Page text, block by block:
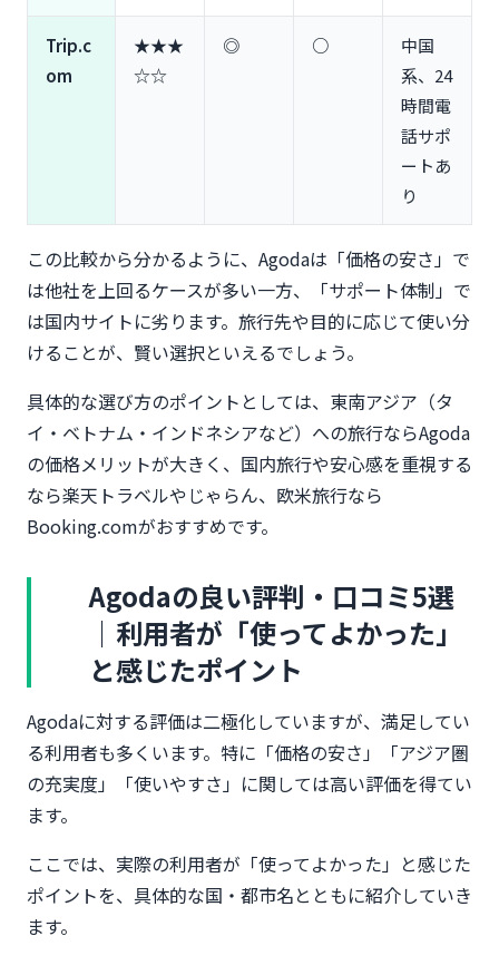
Trip.c
om
★★★
☆☆
◎ ○
中国
系、24
時間電
話サポ
ートあ
り
この比較から分かるように、Agodaは「価格の安さ」で
は他社を上回るケースが多い一方、「サポート体制」で
は国内サイトに劣ります。旅行先や目的に応じて使い分
けることが、賢い選択といえるでしょう。
具体的な選び方のポイントとしては、東南アジア（タ
イ・ベトナム・インドネシアなど）への旅行ならAgoda
の価格メリットが大きく、国内旅行や安心感を重視する
なら楽天トラベルやじゃらん、欧米旅行なら
Booking.comがおすすめです。
Agodaの良い評判・口コミ5選
｜利用者が「使ってよかった」
と感じたポイント
Agodaに対する評価は二極化していますが、満足してい
る利用者も多くいます。特に「価格の安さ」「アジア圏
の充実度」「使いやすさ」に関しては高い評価を得てい
ます。
ここでは、実際の利用者が「使ってよかった」と感じた
ポイントを、具体的な国・都市名とともに紹介していき
ます。